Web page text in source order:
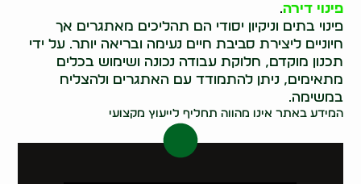
פינוי דירה.
פינוי בתים וניקיון יסודי הם תהליכים מאתגרים אך
חיוניים ליצירת סביבת חיים נעימה ובריאה יותר. על ידי
תכנון מוקדם, חלוקת עבודה נכונה ושימוש בכלים
מתאימים, ניתן להתמודד עם האתגרים ולהצליח
במשימה.
המידע באתר אינו מהווה תחליף לייעוץ מקצועי